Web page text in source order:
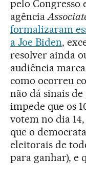
pelo Congresso
agência
formalizaram
a Joe Biden,
resolver ainda
audiência
como ocorreu
não dá sinais
impede que os
votem no dia
que o
eleitorais de
para ganhar), e